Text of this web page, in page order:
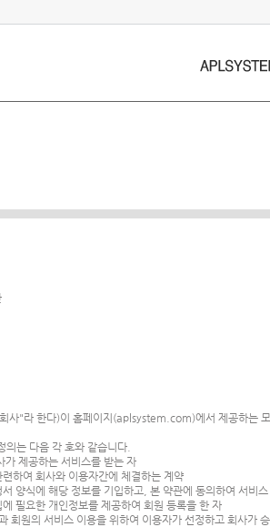
사"라 한다)이 홈페이지(aplsystem.com)에서 제공하는
의는 다음 각 호와 같습니다.
가 제공하는 서비스를 받는 자
하여 회사와 이용자간에 체결하는 계약
양식에 해당 정보를 기입하고, 본 약관에 동의하여 서비
필요한 개인정보를 제공하여 회원 등록을 한 자
회원의 서비스 이용을 위하여 이용자가 선정하고 회사가